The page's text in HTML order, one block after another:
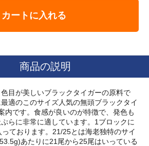
カートに入れる
商品の説明
目が美しいブラックタイガーの原料で
適のこのサイズ人気の無頭ブラックタイ
内です。食感が良いのが特徴で、発色も
らに非常に適しています。1ブロックに
ております。21/25とは海老独特のサイ
あたりに21尾から25尾はいっている